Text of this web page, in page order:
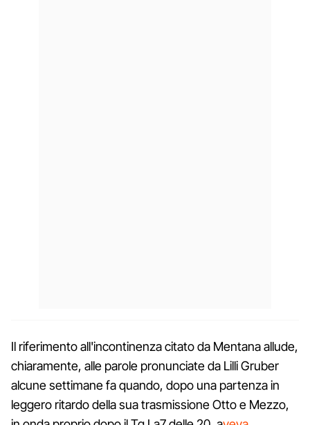
Il riferimento all'incontinenza citato da Mentana allude,
chiaramente, alle parole pronunciate da Lilli Gruber
alcune settimane fa quando, dopo una partenza in
leggero ritardo della sua trasmissione Otto e Mezzo,